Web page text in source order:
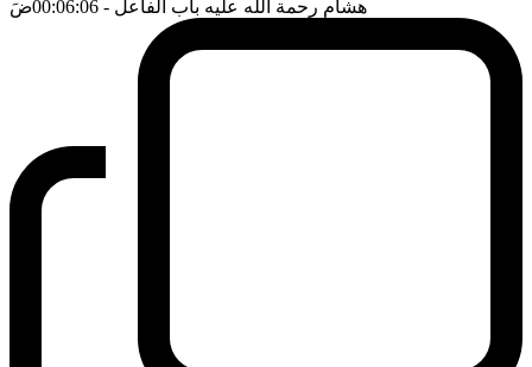
هشام رحمة الله عليه باب الفاعل - 00:06:06 ضَ